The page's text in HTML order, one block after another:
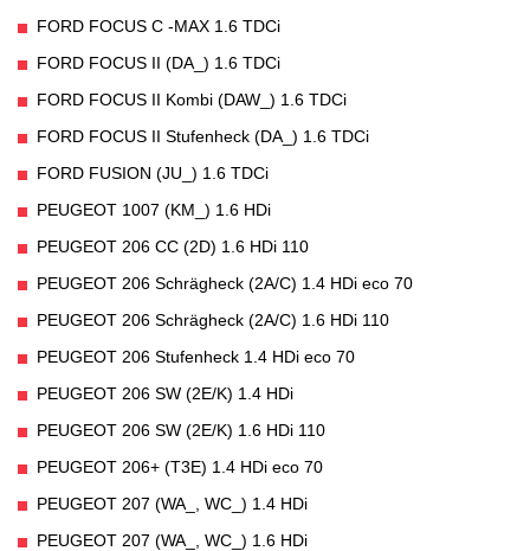
FORD FOCUS C -MAX 1.6 TDCi
FORD FOCUS II (DA_) 1.6 TDCi
FORD FOCUS II Kombi (DAW_) 1.6 TDCi
FORD FOCUS II Stufenheck (DA_) 1.6 TDCi
FORD FUSION (JU_) 1.6 TDCi
PEUGEOT 1007 (KM_) 1.6 HDi
PEUGEOT 206 CC (2D) 1.6 HDi 110
PEUGEOT 206 Schrägheck (2A/C) 1.4 HDi eco 70
PEUGEOT 206 Schrägheck (2A/C) 1.6 HDi 110
PEUGEOT 206 Stufenheck 1.4 HDi eco 70
PEUGEOT 206 SW (2E/K) 1.4 HDi
PEUGEOT 206 SW (2E/K) 1.6 HDi 110
PEUGEOT 206+ (T3E) 1.4 HDi eco 70
PEUGEOT 207 (WA_, WC_) 1.4 HDi
PEUGEOT 207 (WA_, WC_) 1.6 HDi